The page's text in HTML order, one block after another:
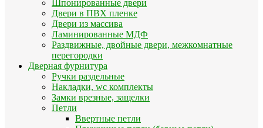
Шпонированные двери
Двери в ПВХ пленке
Двери из массива
Ламинированные МДФ
Раздвижные, двойные двери, межкомнатные
перегородки
Дверная фурнитура
Ручки раздельные
Накладки, wc комплекты
Замки врезные, защелки
Петли
Ввертные петли